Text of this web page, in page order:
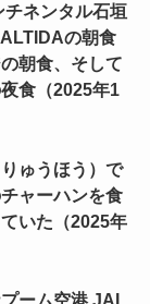
ネンタル石垣
の朝食
朝食、そして
食（2025年1
ゅうほう）で
ャーハンを食
いた（2025年
ーム空港 JAL